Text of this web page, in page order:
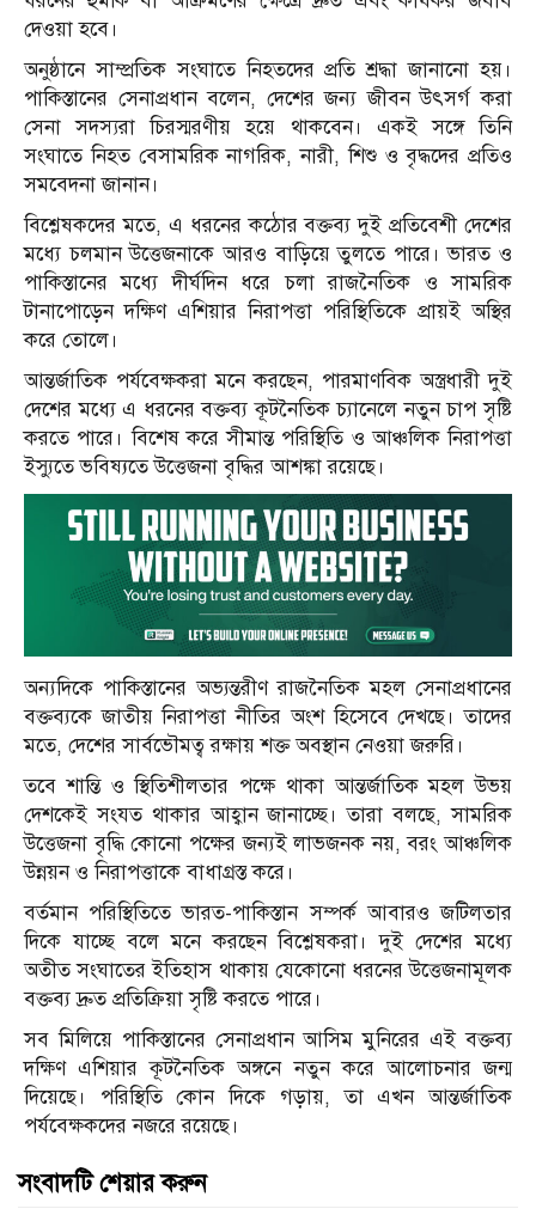
দেওয়া হবে।
অনুষ্ঠানে সাম্প্রতিক সংঘাতে নিহতদের প্রতি শ্রদ্ধা জানানো হয়।
পাকিস্তানের সেনাপ্রধান বলেন, দেশের জন্য জীবন উৎসর্গ করা
সেনা সদস্যরা চিরস্মরণীয় হয়ে থাকবেন। একই সঙ্গে তিনি
সংঘাতে নিহত বেসামরিক নাগরিক, নারী, শিশু ও বৃদ্ধদের প্রতিও
সমবেদনা জানান।
বিশ্লেষকদের মতে, এ ধরনের কঠোর বক্তব্য দুই প্রতিবেশী দেশের
মধ্যে চলমান উত্তেজনাকে আরও বাড়িয়ে তুলতে পারে। ভারত ও
পাকিস্তানের মধ্যে দীর্ঘদিন ধরে চলা রাজনৈতিক ও সামরিক
টানাপোড়েন দক্ষিণ এশিয়ার নিরাপত্তা পরিস্থিতিকে প্রায়ই অস্থির
করে তোলে।
আন্তর্জাতিক পর্যবেক্ষকরা মনে করছেন, পারমাণবিক অস্ত্রধারী দুই
দেশের মধ্যে এ ধরনের বক্তব্য কূটনৈতিক চ্যানেলে নতুন চাপ সৃষ্টি
করতে পারে। বিশেষ করে সীমান্ত পরিস্থিতি ও আঞ্চলিক নিরাপত্তা
ইস্যুতে ভবিষ্যতে উত্তেজনা বৃদ্ধির আশঙ্কা রয়েছে।
অন্যদিকে পাকিস্তানের অভ্যন্তরীণ রাজনৈতিক মহল সেনাপ্রধানের
বক্তব্যকে জাতীয় নিরাপত্তা নীতির অংশ হিসেবে দেখছে। তাদের
মতে, দেশের সার্বভৌমত্ব রক্ষায় শক্ত অবস্থান নেওয়া জরুরি।
তবে শান্তি ও স্থিতিশীলতার পক্ষে থাকা আন্তর্জাতিক মহল উভয়
দেশকেই সংযত থাকার আহ্বান জানাচ্ছে। তারা বলছে, সামরিক
উত্তেজনা বৃদ্ধি কোনো পক্ষের জন্যই লাভজনক নয়, বরং আঞ্চলিক
উন্নয়ন ও নিরাপত্তাকে বাধাগ্রস্ত করে।
বর্তমান পরিস্থিতিতে ভারত-পাকিস্তান সম্পর্ক আবারও জটিলতার
দিকে যাচ্ছে বলে মনে করছেন বিশ্লেষকরা। দুই দেশের মধ্যে
অতীত সংঘাতের ইতিহাস থাকায় যেকোনো ধরনের উত্তেজনামূলক
বক্তব্য দ্রুত প্রতিক্রিয়া সৃষ্টি করতে পারে।
সব মিলিয়ে পাকিস্তানের সেনাপ্রধান আসিম মুনিরের এই বক্তব্য
দক্ষিণ এশিয়ার কূটনৈতিক অঙ্গনে নতুন করে আলোচনার জন্ম
দিয়েছে। পরিস্থিতি কোন দিকে গড়ায়, তা এখন আন্তর্জাতিক
পর্যবেক্ষকদের নজরে রয়েছে।
সংবাদটি শেয়ার করুন